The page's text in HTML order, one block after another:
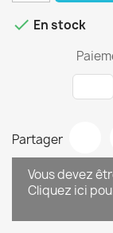
 En stock
Partager
Vous devez
Cliquez ici